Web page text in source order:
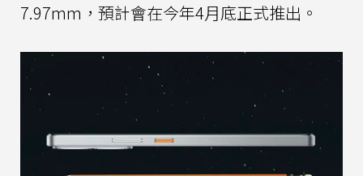
7.97mm，預計會在今年4月底正式推出。